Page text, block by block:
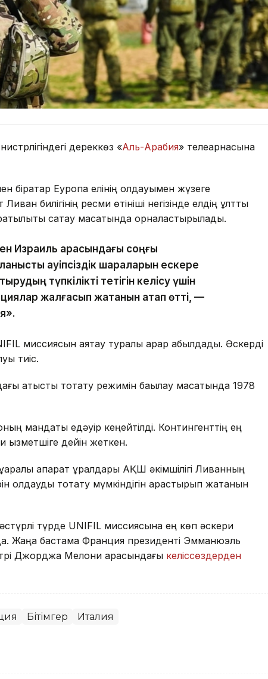
дереккөз «Аль-Арабия» телеарнасына
Еуропа елінің қолдауымен жүзеге
билігінің ресми өтініші негізінде елдің ұлттық
сақтау мақсатында орналастырылады.
Израиль арасындағы соңғы
қауіпсіздік шараларын ескере
түпкілікті тетігін келісу үшін
жалғасып жатқанын атап өтті, —
миссиясын аяқтау туралы қарар қабылдады. Әскерді
тиіс.
атысты тоқтату режимін бақылау мақсатында 1978
мандаты едәуір кеңейтілді. Контингенттің ең
дейін жеткен.
ақпарат құралдары АҚШ әкімшілігі Ливанның
қолдауды тоқтату мүмкіндігін қарастырып жатқанын
түрде UNIFIL миссиясына ең көп әскери
Жаңа бастама Франция президенті Эмманюэль
Джорджа Мелони арасындағы келіссөздерден
Бітімгер Италия